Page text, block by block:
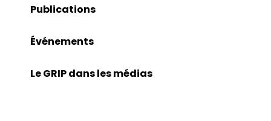
Publications
Événements
Le GRIP dans les médias